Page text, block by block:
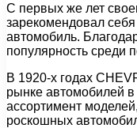
С первых же лет
зарекомендовал
автомобиль.
популярность среди
В 1920-х годах
рынке автомобилей
ассортимент
роскошных